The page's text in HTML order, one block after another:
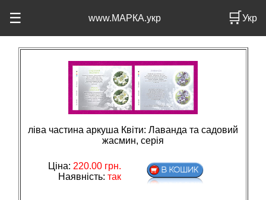
☰ www.МАРКА.укр 🛒Укр
ліва частина аркуша Квіти: Лаванда та садовий
жасмин, серія
Ціна: 220.00грн.
Наявність: так